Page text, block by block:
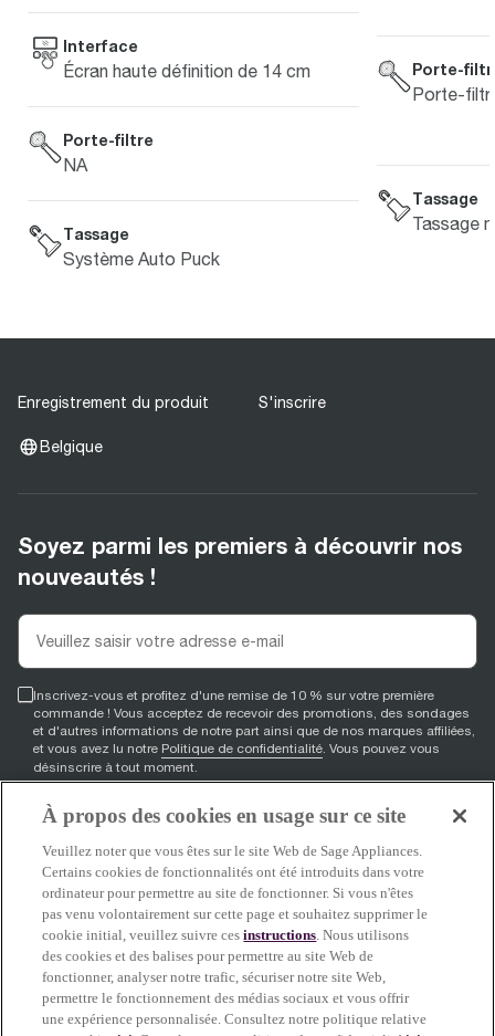
Interface
Écran haute définition de 14 cm
Porte-filtre
NA
Tassage
Système Auto Puck
Porte-
Porte-
Tassage
Tassage
Enregistrement du produit S'inscrire
Belgique
Soyez parmi les premiers à découvrir nos
nouveautés !
Inscrivez-vous et profitez d'une remise de 10 % sur votre première
commande ! Vous acceptez de recevoir des promotions, des sondages
et d'autres informations de notre part ainsi que de nos marques affiliées,
et vous avez lu notre Politique de confidentialité. Vous pouvez vous
désinscrire à tout moment.
S'inscrire
facebook
opens in new tab)
youtube
(opens in new tab)
instagram
(opens in new tab)
Soutien
À propos des cookies en usage sur ce site
Veuillez noter que vous êtes sur le site Web de Sage Appliances.
Certains cookies de fonctionnalités ont été introduits dans votre
ordinateur pour permettre au site de fonctionner. Si vous n'êtes
pas venu volontairement sur cette page et souhaitez supprimer le
cookie initial, veuillez suivre cesinstructions. Nous utilisons
des cookies et des balises pour permettre au site Web de
fonctionner, analyser notre trafic, sécuriser notre site Web,
permettre le fonctionnement des médias sociaux et vous offrir
une expérience personnalisée. Consultez notre politique relative